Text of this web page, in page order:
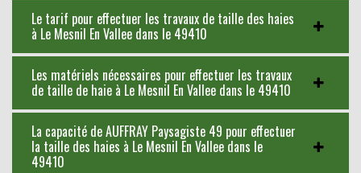
Le tarif pour effectuer les travaux de taille des haies
à Le Mesnil En Vallee dans le 49410
Les matériels nécessaires pour effectuer les travaux
de taille de haie à Le Mesnil En Vallee dans le 49410
La capacité de AUFFRAY Paysagiste 49 pour effectuer
la taille des haies à Le Mesnil En Vallee dans le
49410